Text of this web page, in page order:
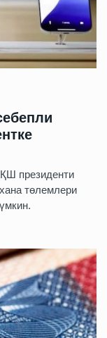
президенти
төлемлери